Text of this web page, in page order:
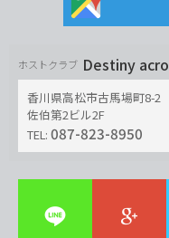
ホストクラブ Destiny acro
香川県高松市古馬場町8-2
佐伯第2ビル2F
TEL: 087-823-8950